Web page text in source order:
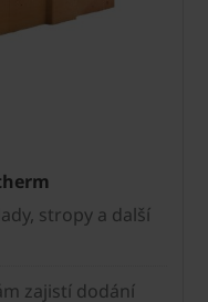
stropy a další
zajistí dodání